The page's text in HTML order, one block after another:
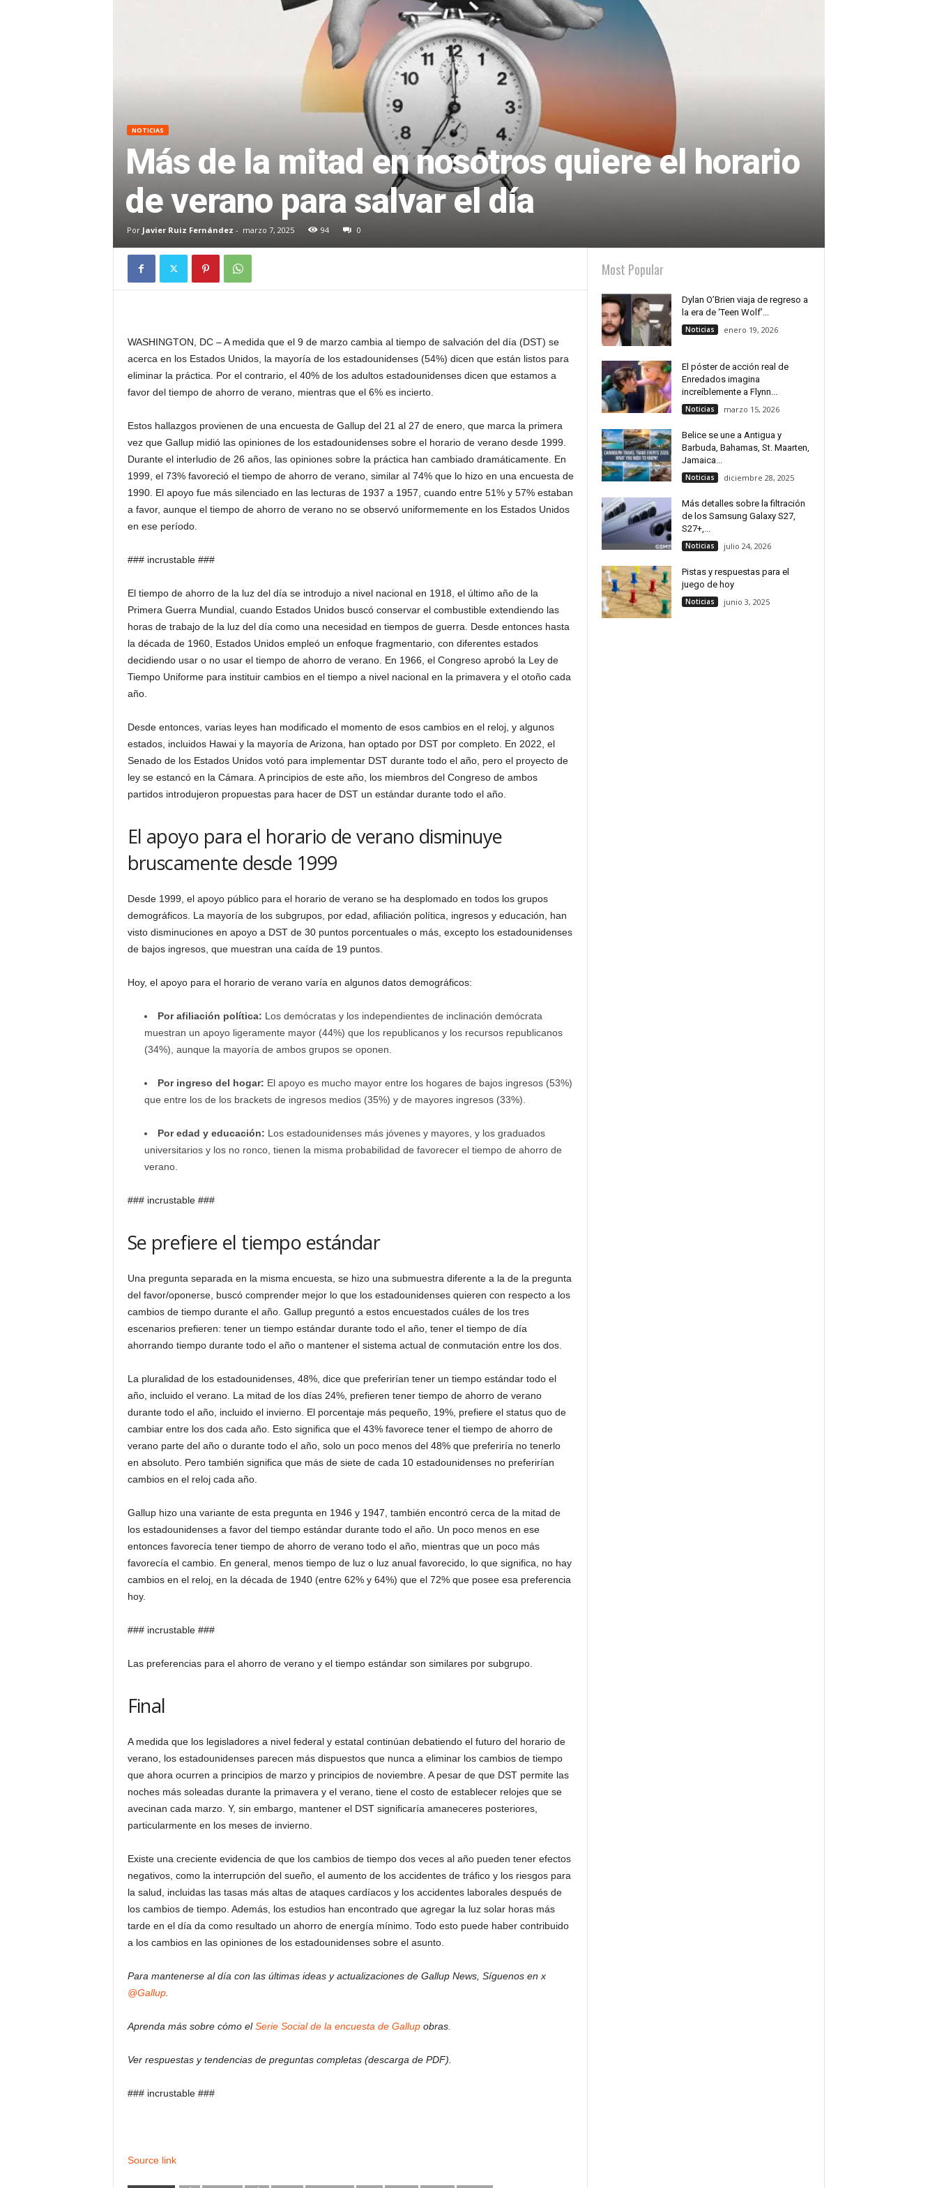
NOTICIAS
Más de la mitad en nosotros quiere el horario
de verano para salvar el día
Por Javier Ruiz Fernández - marzo 7, 2025 94 0
WASHINGTON, DC – A medida que el 9 de marzo cambia al tiempo de salvación del día (DST) se
acerca en los Estados Unidos, la mayoría de los estadounidenses (54%) dicen que están listos para
eliminar la práctica. Por el contrario, el 40% de los adultos estadounidenses dicen que estamos a
favor del tiempo de ahorro de verano, mientras que el 6% es incierto.
Estos hallazgos provienen de una encuesta de Gallup del 21 al 27 de enero, que marca la primera
vez que Gallup midió las opiniones de los estadounidenses sobre el horario de verano desde 1999.
Durante el interludio de 26 años, las opiniones sobre la práctica han cambiado dramáticamente. En
1999, el 73% favoreció el tiempo de ahorro de verano, similar al 74% que lo hizo en una encuesta de
1990. El apoyo fue más silenciado en las lecturas de 1937 a 1957, cuando entre 51% y 57% estaban
a favor, aunque el tiempo de ahorro de verano no se observó uniformemente en los Estados Unidos
en ese período.
### incrustable ###
El tiempo de ahorro de la luz del día se introdujo a nivel nacional en 1918, el último año de la
Primera Guerra Mundial, cuando Estados Unidos buscó conservar el combustible extendiendo las
horas de trabajo de la luz del día como una necesidad en tiempos de guerra. Desde entonces hasta
la década de 1960, Estados Unidos empleó un enfoque fragmentario, con diferentes estados
decidiendo usar o no usar el tiempo de ahorro de verano. En 1966, el Congreso aprobó la Ley de
Tiempo Uniforme para instituir cambios en el tiempo a nivel nacional en la primavera y el otoño cada
año.
Desde entonces, varias leyes han modificado el momento de esos cambios en el reloj, y algunos
estados, incluidos Hawai y la mayoría de Arizona, han optado por DST por completo. En 2022, el
Senado de los Estados Unidos votó para implementar DST durante todo el año, pero el proyecto de
ley se estancó en la Cámara. A principios de este año, los miembros del Congreso de ambos
partidos introdujeron propuestas para hacer de DST un estándar durante todo el año.
El apoyo para el horario de verano disminuye
bruscamente desde 1999
Desde 1999, el apoyo público para el horario de verano se ha desplomado en todos los grupos
demográficos. La mayoría de los subgrupos, por edad, afiliación política, ingresos y educación, han
visto disminuciones en apoyo a DST de 30 puntos porcentuales o más, excepto los estadounidenses
de bajos ingresos, que muestran una caída de 19 puntos.
Hoy, el apoyo para el horario de verano varía en algunos datos demográficos:
Por afiliación política: Los demócratas y los independientes de inclinación demócrata
muestran un apoyo ligeramente mayor (44%) que los republicanos y los recursos republicanos
(34%), aunque la mayoría de ambos grupos se oponen.
Por ingreso del hogar: El apoyo es mucho mayor entre los hogares de bajos ingresos (53%)
que entre los de los brackets de ingresos medios (35%) y de mayores ingresos (33%).
Por edad y educación: Los estadounidenses más jóvenes y mayores, y los graduados
universitarios y los no ronco, tienen la misma probabilidad de favorecer el tiempo de ahorro de
verano.
### incrustable ###
Se prefiere el tiempo estándar
Una pregunta separada en la misma encuesta, se hizo una submuestra diferente a la de la pregunta
del favor/oponerse, buscó comprender mejor lo que los estadounidenses quieren con respecto a los
cambios de tiempo durante el año. Gallup preguntó a estos encuestados cuáles de los tres
escenarios prefieren: tener un tiempo estándar durante todo el año, tener el tiempo de día
ahorrando tiempo durante todo el año o mantener el sistema actual de conmutación entre los dos.
La pluralidad de los estadounidenses, 48%, dice que preferirían tener un tiempo estándar todo el
año, incluido el verano. La mitad de los días 24%, prefieren tener tiempo de ahorro de verano
durante todo el año, incluido el invierno. El porcentaje más pequeño, 19%, prefiere el status quo de
cambiar entre los dos cada año. Esto significa que el 43% favorece tener el tiempo de ahorro de
verano parte del año o durante todo el año, solo un poco menos del 48% que preferiría no tenerlo
en absoluto. Pero también significa que más de siete de cada 10 estadounidenses no preferirían
cambios en el reloj cada año.
Gallup hizo una variante de esta pregunta en 1946 y 1947, también encontró cerca de la mitad de
los estadounidenses a favor del tiempo estándar durante todo el año. Un poco menos en ese
entonces favorecía tener tiempo de ahorro de verano todo el año, mientras que un poco más
favorecía el cambio. En general, menos tiempo de luz o luz anual favorecido, lo que significa, no hay
cambios en el reloj, en la década de 1940 (entre 62% y 64%) que el 72% que posee esa preferencia
hoy.
### incrustable ###
Las preferencias para el ahorro de verano y el tiempo estándar son similares por subgrupo.
Final
A medida que los legisladores a nivel federal y estatal continúan debatiendo el futuro del horario de
verano, los estadounidenses parecen más dispuestos que nunca a eliminar los cambios de tiempo
que ahora ocurren a principios de marzo y principios de noviembre. A pesar de que DST permite las
noches más soleadas durante la primavera y el verano, tiene el costo de establecer relojes que se
avecinan cada marzo. Y, sin embargo, mantener el DST significaría amaneceres posteriores,
particularmente en los meses de invierno.
Existe una creciente evidencia de que los cambios de tiempo dos veces al año pueden tener efectos
negativos, como la interrupción del sueño, el aumento de los accidentes de tráfico y los riesgos para
la salud, incluidas las tasas más altas de ataques cardíacos y los accidentes laborales después de
los cambios de tiempo. Además, los estudios han encontrado que agregar la luz solar horas más
tarde en el día da como resultado un ahorro de energía mínimo. Todo esto puede haber contribuido
a los cambios en las opiniones de los estadounidenses sobre el asunto.
Para mantenerse al día con las últimas ideas y actualizaciones de Gallup News, Síguenos en x
@Gallup.
Aprenda más sobre cómo elSerie Social de la encuesta de Gallupobras.
Ver respuestas y tendencias de preguntas completas (descarga de PDF).
### incrustable ###
Source link
Most Popular
Dylan O’Brien viaja de regreso a
la era de ‘Teen Wolf’...
Noticias enero 19, 2026
El póster de acción real de
Enredados imagina
increíblemente a Flynn...
Noticias marzo 15, 2026
Belice se une a Antigua y
Barbuda, Bahamas, St. Maarten,
Jamaica...
Noticias diciembre 28, 2025
Más detalles sobre la filtración
de los Samsung Galaxy S27,
S27+,...
Noticias julio 24, 2026
Pistas y respuestas para el
juego de hoy
Noticias junio 3, 2025